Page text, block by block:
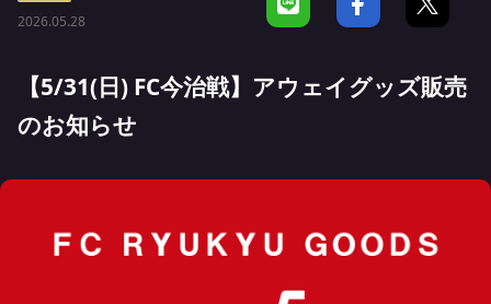
2026.05.28
【5/31(日) FC今治戦】アウェイグッズ販売
のお知らせ